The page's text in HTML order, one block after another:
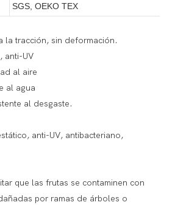
SGS, OEKO TEX
la tracción, sin deformación.
anti-UV
al aire
al agua
al desgaste.
anti-UV, antibacteriano,
que las frutas se contaminen con
por ramas de árboles o